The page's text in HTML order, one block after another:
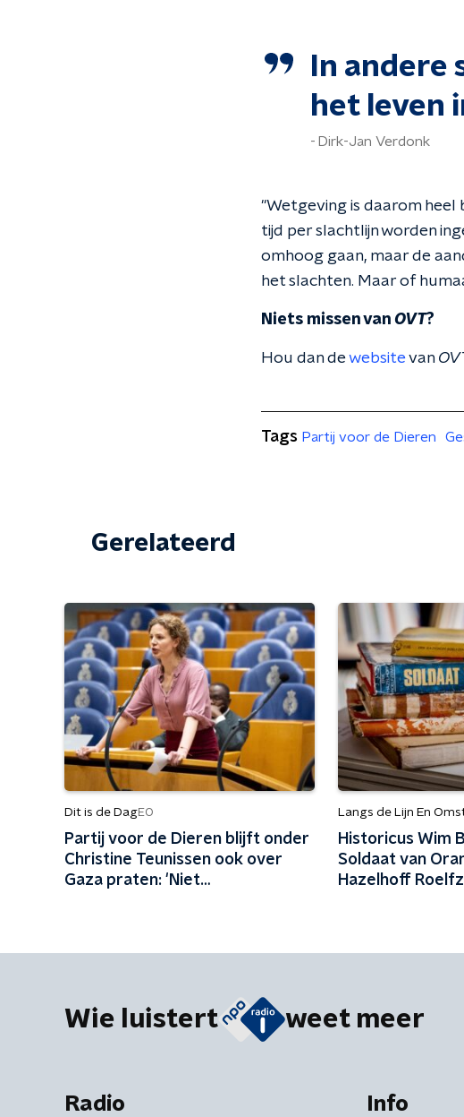
In
het leven
Dirk-Jan Verdonk
"Wetgeving is daarom heel
tijd per slachtlijn worden
omhoog gaan, maar de
het slachten. Maar of
Niets missen van OVT?
Hou dandewebsitevan
Tags Partij voor de Dieren
Gerelateerd
Dit is de DagEO
Partij voor de Dieren blijft onder
Christine Teunissen ook over
Gaza praten: 'Niet
Langs de Lijn En
Historicus Wim
Soldaat van
Hazelhoff
Wie luistert weet meer
Radio Info